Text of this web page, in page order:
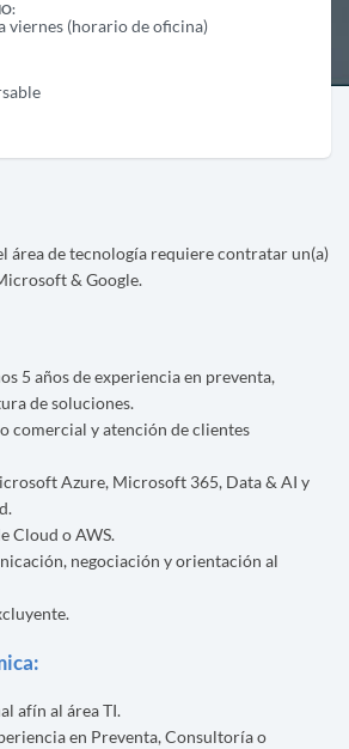
viernes (horario de oficina)
área de tecnología requiere contratar un(a)
& Google.
5 años de experiencia en preventa,
de soluciones.
comercial y atención de clientes
Azure, Microsoft 365, Data & AI y
Cloud o AWS.
negociación y orientación al
afín al área TI.
en Preventa, Consultoría o